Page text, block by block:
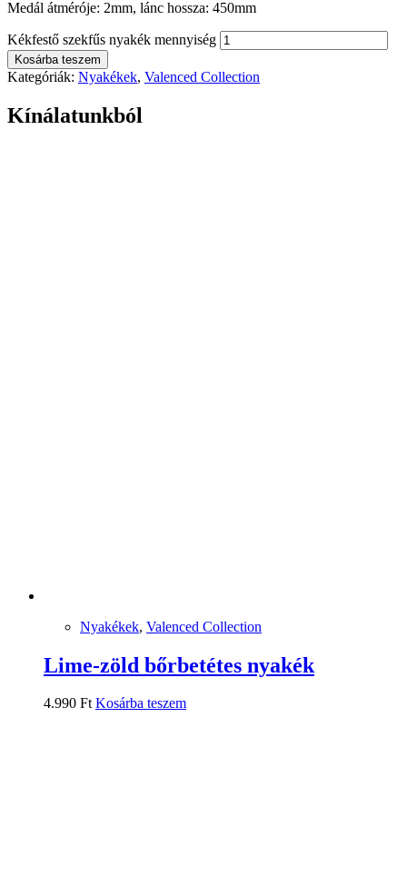
Medál átméróje: 2mm, lánc hossza: 450mm
Kékfestő szekfűs nyakék mennyiség
Kosárba teszem
Kategóriák: Nyakékek, Valenced Collection
Kínálatunkból
Nyakékek, Valenced Collection
Lime-zöld bőrbetétes nyakék
4.990 Ft Kosárba teszem